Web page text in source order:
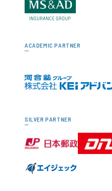
ACADEMIC PARTNER
SILVER PARTNER